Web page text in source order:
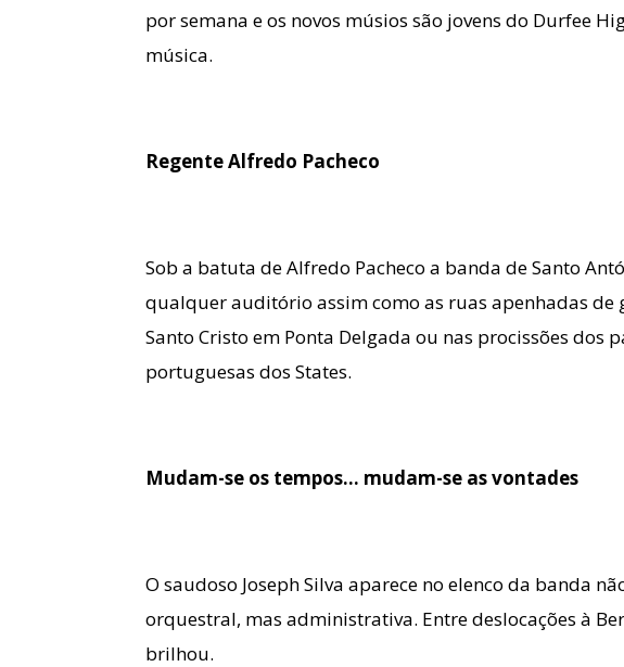
por semana e os novos músios são jovens do Durfee
música.
Regente Alfredo Pacheco
Sob a batuta de Alfredo Pacheco a banda de Santo
qualquer auditório assim como as ruas apenhadas de
Santo Cristo em Ponta Delgada ou nas procissões dos
portuguesas dos States.
Mudam-se os tempos… mudam-se as vontades
O saudoso Joseph Silva aparece no elenco da banda
orquestral, mas administrativa. Entre deslocações à
brilhou.